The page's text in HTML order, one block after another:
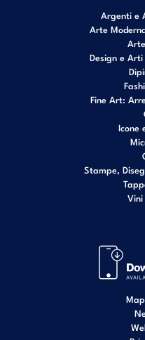
Argenti e
Arte
Design e
Fine Art:
Icone
Stampe,